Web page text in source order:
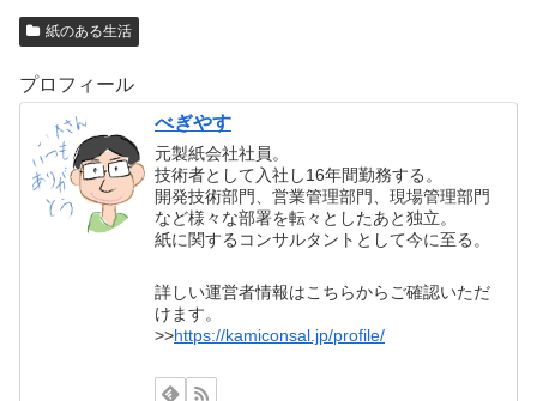
紙のある生活
プロフィール
べぎやす
元製紙会社社員。
技術者として入社し16年間勤務する。
開発技術部門、営業管理部門、現場管理部門
など様々な部署を転々としたあと独立。
紙に関するコンサルタントとして今に至る。
詳しい運営者情報はこちらからご確認いただ
けます。
>>https://kamiconsal.jp/profile/